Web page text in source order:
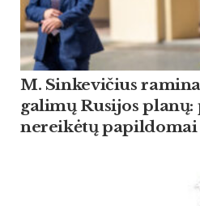
M. Sinkevičius
galimų Rusijos
nereikėtų